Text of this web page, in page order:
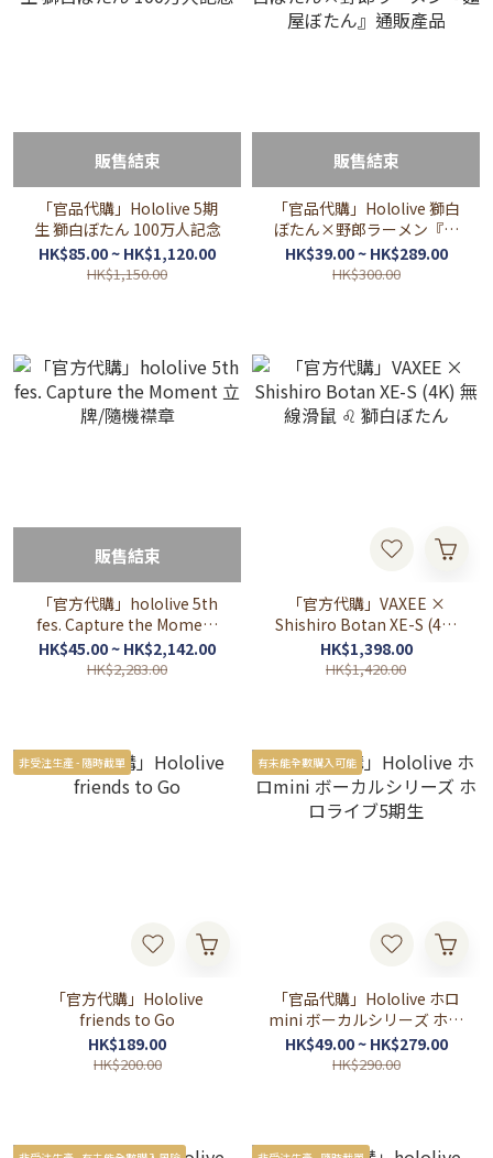
販售結束
「官品代購」Hololive 5期
生 獅白ぼたん 100万人記念
HK$85.00 ~ HK$1,120.00
HK$1,150.00
販售結束
「官品代購」Hololive 獅白
ぼたん×野郎ラーメン『麵
屋ぼたん』通販產品
HK$39.00 ~ HK$289.00
HK$300.00
販售結束
「官方代購」hololive 5th
fes. Capture the Moment
立牌/隨機襟章
HK$45.00 ~ HK$2,142.00
HK$2,283.00
「官方代購」VAXEE ×
Shishiro Botan XE-S (4K)
無線滑鼠 ♌ 獅白ぼたん
HK$1,398.00
HK$1,420.00
非受注生產 - 隨時截單
「官方代購」Hololive
friends to Go
HK$189.00
HK$200.00
有未能全數購入可能
「官品代購」Hololive ホロ
mini ボーカルシリーズ ホロ
ライブ5期生
HK$49.00 ~ HK$279.00
HK$290.00